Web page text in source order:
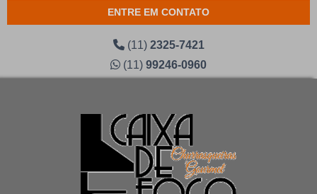
ENTRE EM CONTATO
(11) 2325-7421
(11) 99246-0960